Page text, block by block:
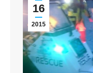
16
2015